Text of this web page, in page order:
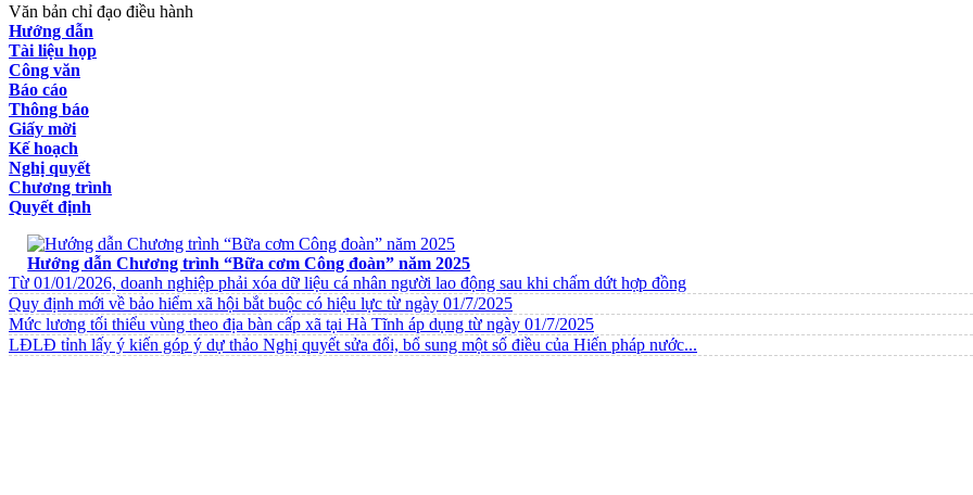
Văn bản chỉ đạo điều hành
Hướng dẫn
Tài liệu họp
Công văn
Báo cáo
Thông báo
Giấy mời
Kế hoạch
Nghị quyết
Chương trình
Quyết định
Hướng dẫn Chương trình “Bữa cơm Công đoàn” năm 2025
Từ 01/01/2026, doanh nghiệp phải xóa dữ liệu cá nhân người lao động sau khi chấm dứt hợp đồng
Quy định mới về bảo hiểm xã hội bắt buộc có hiệu lực từ ngày 01/7/2025
Mức lương tối thiểu vùng theo địa bàn cấp xã tại Hà Tĩnh áp dụng từ ngày 01/7/2025
LĐLĐ tỉnh lấy ý kiến góp ý dự thảo Nghị quyết sửa đổi, bổ sung một số điều của Hiến pháp nước...